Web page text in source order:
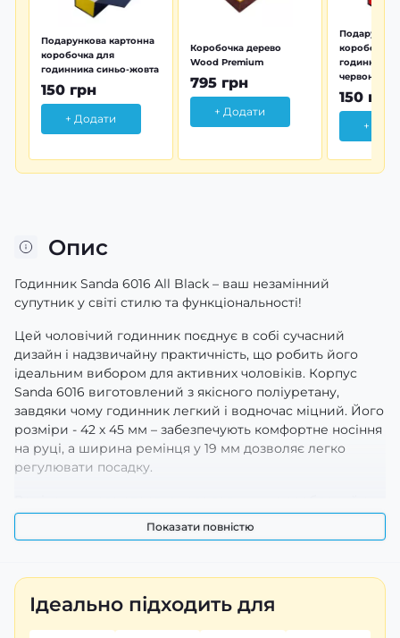
Подарункова картонна
коробочка для
годинника синьо-жовта
150 грн
+ Додати
Коробочка дерево
Wood Premium
795 грн
+ Додати
коробочка
годинника
червона
150 грн
+
Опис
Годинник Sanda 6016 All Black – ваш незамінний
супутник у світі стилю та функціональності!
Цей чоловічий годинник поєднує в собі сучасний
дизайн і надзвичайну практичність, що робить його
ідеальним вибором для активних чоловіків. Корпус
Sanda 6016 виготовлений з якісного поліуретану,
завдяки чому годинник легкий і водночас міцний. Його
розміри - 42 х 45 мм – забезпечують комфортне носіння
на руці, а ширина ремінця у 19 мм дозволяє легко
регулювати посадку.
каучуку, який не тільки приємний на дотик, але й
витривалий до навантажень. Це особливо важливо
спортом. Чорний колір корпусу та ремінця додає
елегантності та універсальності – годинники на руку
чоловічі Sanda 6016 чудово підійдуть як для
повсякденного використання, так і для особливих
Показати повністю
Ідеально підходить для